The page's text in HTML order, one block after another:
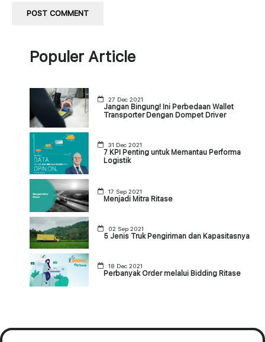
Populer Article
27 Dec 2021
Jangan Bingung! Ini Perbedaan Wallet
Transporter Dengan Dompet Driver
31 Dec 2021
7 KPI Penting untuk Memantau Performa
Logistik
17 Sep 2021
Menjadi Mitra Ritase
02 Sep 2021
5 Jenis Truk Pengiriman dan Kapasitasnya
18 Dec 2021
Perbanyak Order melalui Bidding Ritase